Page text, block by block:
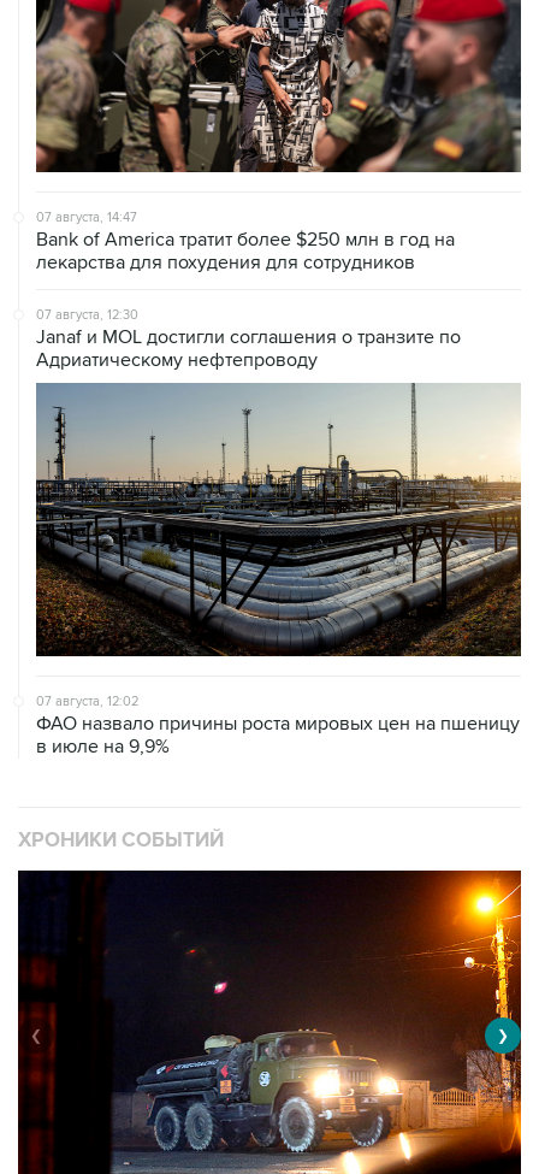
07 августа, 14:47
Bank of America тратит более $250 млн в год на
лекарства для похудения для сотрудников
07 августа, 12:30
Janaf и MOL достигли соглашения о транзите по
Адриатическому нефтепроводу
07 августа, 12:02
ФАО назвало причины роста мировых цен на пшеницу
в июле на 9,9%
ХРОНИКИ СОБЫТИЙ
❮ ❯